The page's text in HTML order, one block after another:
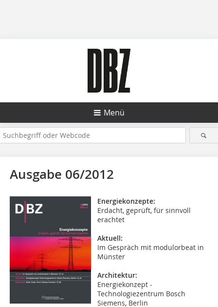
Menü
Ausgabe 06/2012
Energiekonzepte:
Erdacht, geprüft, für sinnvoll
erachtet
Aktuell:
Im Gespräch mit modulorbeat in
Münster
Architektur:
Energiekonzept -
Technologiezentrum Bosch
Siemens, Berlin